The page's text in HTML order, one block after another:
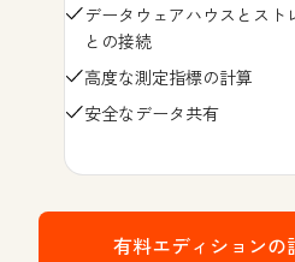
データウェアハウスとスト
との接続
高度な測定指標の計算
安全なデータ共有
有料エディションの